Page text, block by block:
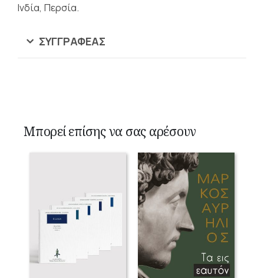
Ινδία, Περσία.
ΣΥΓΓΡΑΦΈΑΣ
Μπορεί επίσης να σας αρέσουν